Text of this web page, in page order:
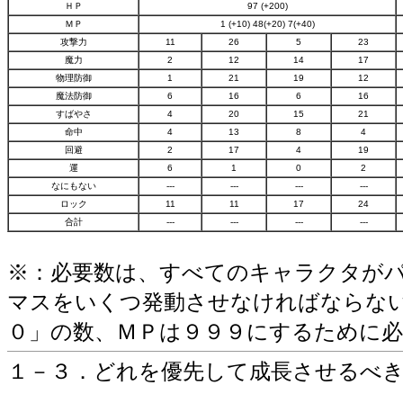
ＨＰ
97 (+200)
ＭＰ
1 (+10) 48(+20) 7(+40)
攻撃力
11 26 5
23
魔力
2 12 14
17
物理防御
1 21 19
12
魔法防御
6 16 6
16
すばやさ
4 20 15
21
命中
4 13 8
4
回避
2 17 4
19
運
6 1 0
2
なにもない
--- --- ---
---
ロック
11 11 17
24
合計
--- --- --- ---
※：必要数は、すべてのキャラクタが
マスをいくつ発動させなければならな
０」の数、ＭＰは９９９にするために
１－３．どれを優先して成長させるべ